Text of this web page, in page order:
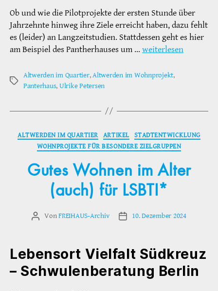
Ob und wie die Pilotprojekte der ersten Stunde über
Jahrzehnte hinweg ihre Ziele erreicht haben, dazu fehlt
es (leider) an Langzeitstudien. Stattdessen geht es hier
am Beispiel des Pantherhauses um … weiterlesen
Schlagwörter
Altwerden im Quartier,Altwerden im Wohnprojekt,
Panterhaus, Ulrike Petersen
Kategorien
ALTWERDEN IM QUARTIER ARTIKEL
STADTENTWICKLUNG
WOHNPROJEKTE FÜR BESONDERE ZIELGRUPPEN
Gutes Wohnen im Alter
(auch) für LSBTI*
Beitragsautor
VonFREIHAUS-Archiv Veröffentlichungsdatum
10. Dezember 2024
Lebensort Vielfalt Südkreuz
– Schwulenberatung Berlin